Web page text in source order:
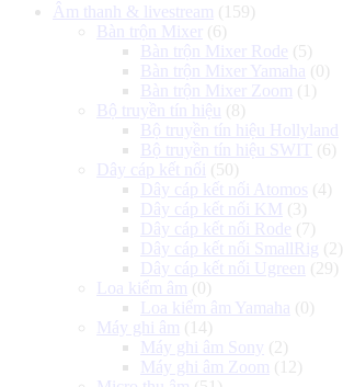
25.000 ₫.là:
10.000 ₫.
Âm thanh & livestream (159)
Bàn trộn Mixer
(6)
Bàn trộn Mixer Rode (5)
Bàn trộn Mixer Yamaha (0)
Bàn trộn Mixer Zoom (1)
Bộ truyền tín hiệu
(8)
Bộ truyền tín hiệu Hollyland
Bộ truyền tín hiệu SWIT (6)
Dây cáp kết nối (50)
Dây cáp kết nối Atomos (4)
Dây cáp kết nối KM (3)
Dây cáp kết nối Rode (7)
Dây cáp kết nối SmallRig (2)
Dây cáp kết nối Ugreen
(29)
Loa kiểm âm (0)
Loa kiểm âm Yamaha (0)
Máy ghi âm (14)
Máy ghi âm Sony (2)
Máy ghi âm Zoom (12)